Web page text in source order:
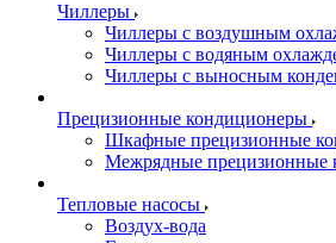
Чиллеры
Чиллеры с воздушным
Чиллеры с водяным
Чиллеры с выносным
Прецизионные кондиционеры
Шкафные прецизионные
Межрядные прецизионные
Тепловые насосы
Воздух-вода